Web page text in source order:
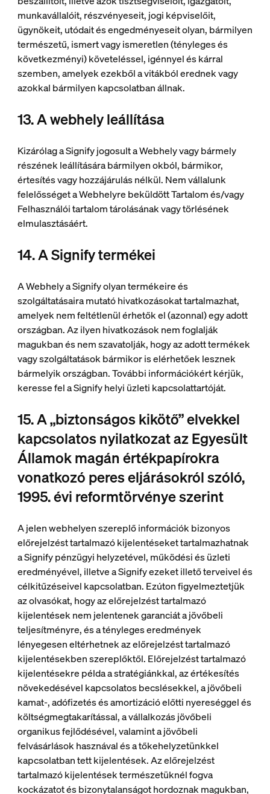
munkavállalóit, részvényeseit, jogi képviselőit,
ügynökeit, utódait és engedményeseit olyan, bármilyen
természetű, ismert vagy ismeretlen (tényleges és
következményi) követeléssel, igénnyel és kárral
szemben, amelyek ezekből a vitákból erednek vagy
azokkal bármilyen kapcsolatban állnak.
13. A webhely leállítása
Kizárólag a Signify jogosult a Webhely vagy bármely
részének leállítására bármilyen okból, bármikor,
értesítés vagy hozzájárulás nélkül. Nem vállalunk
felelősséget a Webhelyre beküldött Tartalom és/vagy
Felhasználói tartalom tárolásának vagy törlésének
elmulasztásáért.
14. A Signify termékei
A Webhely a Signify olyan termékeire és
szolgáltatásaira mutató hivatkozásokat tartalmazhat,
amelyek nem feltétlenül érhetők el (azonnal) egy adott
országban. Az ilyen hivatkozások nem foglalják
magukban és nem szavatolják, hogy az adott termékek
vagy szolgáltatások bármikor is elérhetőek lesznek
bármelyik országban. További információkért kérjük,
keresse fel a Signify helyi üzleti kapcsolattartóját.
15. A „biztonságos kikötő” elvekkel
kapcsolatos nyilatkozat az Egyesült
Államok magán értékpapírokra
vonatkozó peres eljárásokról szóló,
1995. évi reformtörvénye szerint
A jelen webhelyen szereplő információk bizonyos
előrejelzést tartalmazó kijelentéseket tartalmazhatnak
a Signify pénzügyi helyzetével, működési és üzleti
eredményével, illetve a Signify ezeket illető terveivel és
célkitűzéseivel kapcsolatban. Ezúton figyelmeztetjük
az olvasókat, hogy az előrejelzést tartalmazó
kijelentések nem jelentenek garanciát a jövőbeli
teljesítményre, és a tényleges eredmények
lényegesen eltérhetnek az előrejelzést tartalmazó
kijelentésekben szereplőktől. Előrejelzést tartalmazó
kijelentésekre példa a stratégiánkkal, az értékesítés
növekedésével kapcsolatos becslésekkel, a jövőbeli
kamat-, adófizetés és amortizáció előtti nyereséggel és
költségmegtakarítással, a vállalkozás jövőbeli
organikus fejlődésével, valamint a jövőbeli
felvásárlások hasznával és a tőkehelyzetünkkel
kapcsolatban tett kijelentések. Az előrejelzést
tartalmazó kijelentések természetüknél fogva
kockázatot és bizonytalanságot hordoznak magukban,